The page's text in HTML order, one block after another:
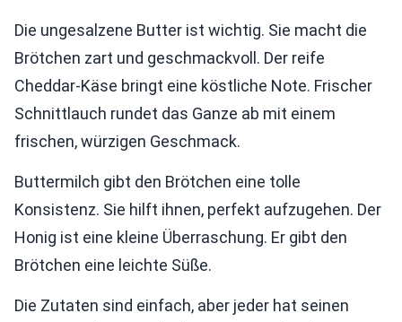
Die ungesalzene Butter ist wichtig. Sie macht die
Brötchen zart und geschmackvoll. Der reife
Cheddar-Käse bringt eine köstliche Note. Frischer
Schnittlauch rundet das Ganze ab mit einem
frischen, würzigen Geschmack.
Buttermilch gibt den Brötchen eine tolle
Konsistenz. Sie hilft ihnen, perfekt aufzugehen. Der
Honig ist eine kleine Überraschung. Er gibt den
Brötchen eine leichte Süße.
Die Zutaten sind einfach, aber jeder hat seinen